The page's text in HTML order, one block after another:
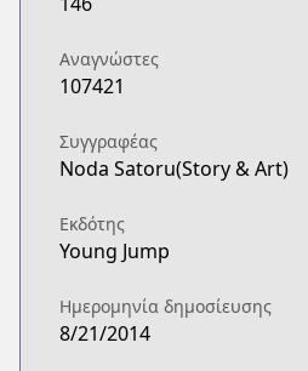
Αναγνώστες
107421
Συγγραφέας
Noda Satoru(Story & Art)
Εκδότης
Young Jump
Ημερομηνία δημοσίευσης
8/21/2014